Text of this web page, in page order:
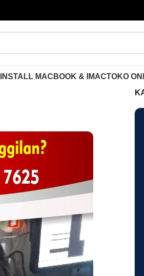
INSTALL MACBOOK & IMACTOKO